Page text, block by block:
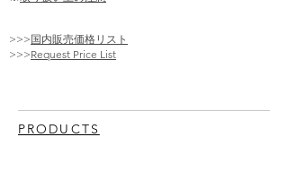
>>>国内販売価格リスト
>>>Request Price List
PRODUCTS